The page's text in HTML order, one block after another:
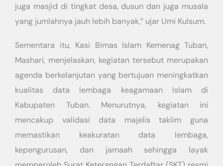
juga masjid di tingkat desa, dusun dan juga musala
yang jumlahnya jauh lebih banyak,” ujar Umi Kulsum.
Sementara itu, Kasi Bimas Islam Kemenag Tuban,
Mashari, menjelaskan, kegiatan tersebut merupakan
agenda berkelanjutan yang bertujuan meningkatkan
kualitas data lembaga keagamaan Islam di
Kabupaten Tuban. Menurutnya, kegiatan ini
mencakup validasi data majelis taklim guna
memastikan keakuratan data lembaga,
kepengurusan, dan jamaah sehingga layak